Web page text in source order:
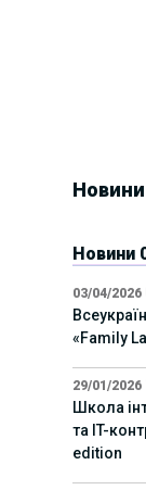
Новини
Новини
03/04/2026
«Family
29/01/2026
Школа
та IT-
edition